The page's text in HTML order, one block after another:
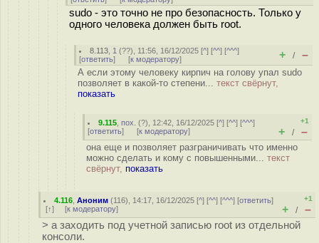
sudo - это точно не про безопасность. Только у
одного человека должен быть root.
8.113 1 (??), 11:56, 16/12/2025 [^] [^^] [^^^]
[ответить] [к модератору] + / –
А если этому человеку кирпич на голову упал sudo
позволяет в какой-то степени... текст свёрнут,
показать
9.115 ,пох. (?), 12:42, 16/12/2025 [^] [^^] [^^^]
[ответить] [к модератору]
+1
+ / –
она еще и позволяет разграничивать что именно
можно сделать и кому с повышенными... текст
свёрнут, показать
4.116 ,Аноним (116), 14:17, 16/12/2025 [^] [^^] [^^^] [ответить]
[↑] [к модератору]
+1
+ / –
> а заходить под учетной записью root из отдельной
консоли.